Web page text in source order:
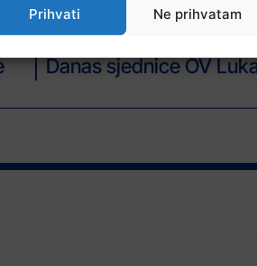
Prihvati Ne prihvatam